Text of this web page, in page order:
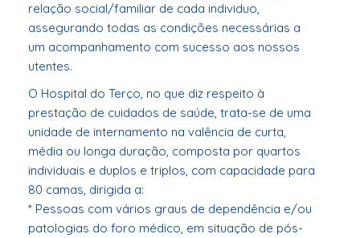
relação social/familiar de cada individuo,
assegurando todas as condições necessárias a
um acompanhamento com sucesso aos nossos
utentes.
O Hospital do Terço, no que diz respeito à
prestação de cuidados de saúde, trata-se de uma
unidade de internamento na valência de curta,
média ou longa duração, composta por quartos
individuais e duplos e triplos, com capacidade para
80 camas, dirigida a:
* Pessoas com vários graus de dependência e/ou
patologias do foro médico, em situação de pós-